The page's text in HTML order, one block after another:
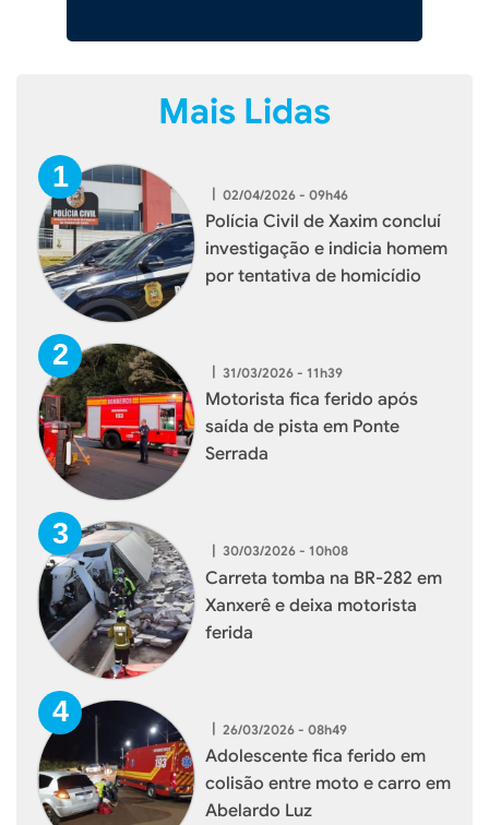
Mais Lidas
| 02/04/2026 - 09h46
Polícia Civil de Xaxim concluí
investigação e indicia homem
por tentativa de homicídio
31/03/2026 - 11h39
Motorista fica ferido após
saída de pista em Ponte
Serrada
| 30/03/2026 - 10h08
Carreta tomba na BR-282 em
Xanxerê e deixa motorista
ferida
| 26/03/2026 - 08h49
Adolescente fica ferido em
colisão entre moto e carro em
Abelardo Luz